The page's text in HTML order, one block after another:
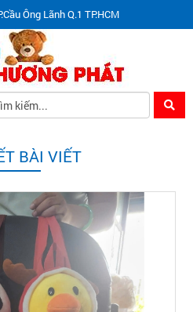
Ông Lãnh Q.1 TP.HCM
BÀI VIẾT